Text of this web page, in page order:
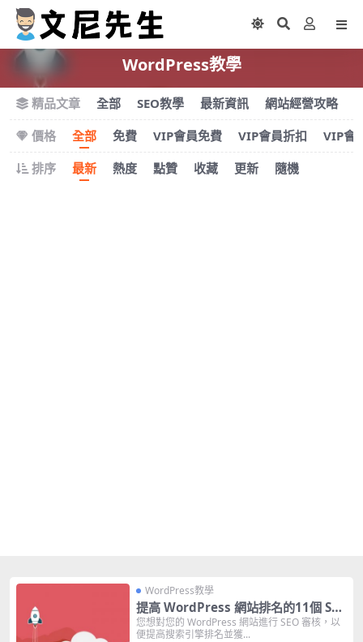
WordPress教學
精品文章 全部 SEO教學 最新資訊 網站經營攻略
價格
全部 免費 VIP會員免費 VIP會員折扣
VIP會
排序
最新 熱度 點贊 收藏 更新 隨機
WordPress教學
提高 WordPress 網站排名的11個 SE
O 檢查清單
您想對您的 WordPress 網站進行 SEO 審核，以
便提高搜索引擎排名並獲...